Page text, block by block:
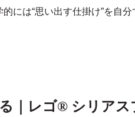
には“思い出す仕掛け”を自
｜レゴ® シリア